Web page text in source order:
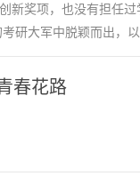
新奖项，也没有担任
研大军中脱颖而出，以
春花路